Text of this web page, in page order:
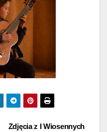
Zdjęcia z I Wiosennych